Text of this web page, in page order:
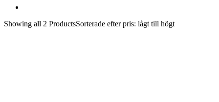
Showing all 2 ProductsSorterade efter pris: lågt till högt